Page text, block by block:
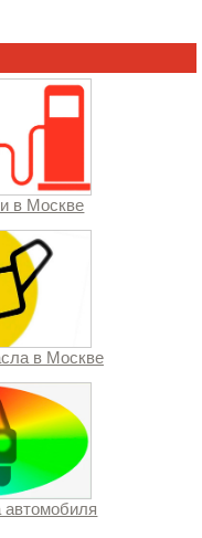
в Москве
в Москве
автомобиля